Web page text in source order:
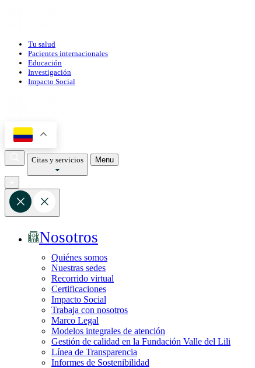
Tu salud
Pacientes internacionales
Educación
Investigación
Impacto Social
Citas y servicios Menu
Nosotros
Quiénes somos
Nuestras sedes
Recorrido virtual
Certificaciones
Impacto Social
Trabaja con nosotros
Marco Legal
Modelos integrales de atención
Gestión de calidad en la Fundación Valle del Lili
Línea de Transparencia
Informes de Sostenibilidad